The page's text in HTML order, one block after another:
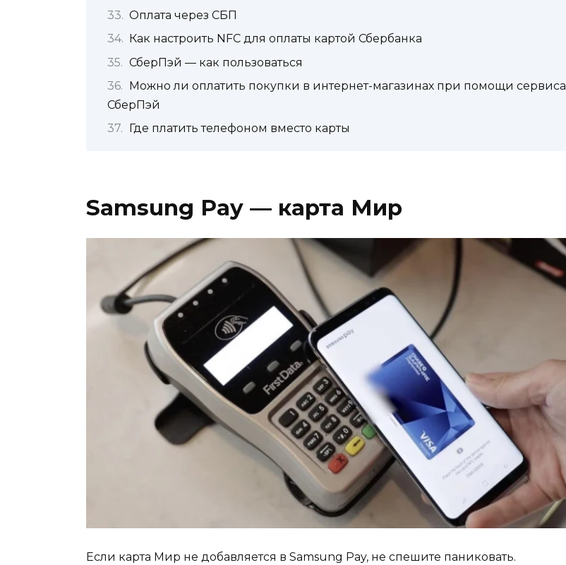
Оплата через СБП
Как настроить NFC для оплаты картой Сбербанка
СберПэй — как пользоваться
Можно ли оплатить покупки в интернет-магазинах при помощи сервиса
СберПэй
Где платить телефоном вместо карты
Samsung Pay — карта Мир
Если карта Мир не добавляется в Samsung Pay, не спешите паниковать.